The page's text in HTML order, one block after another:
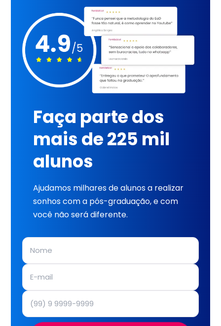
Faça parte dos
mais de 225 mil
alunos
Ajudamos milhares de alunos a realizar
sonhos com a pós-graduação, e com
você não será diferente.